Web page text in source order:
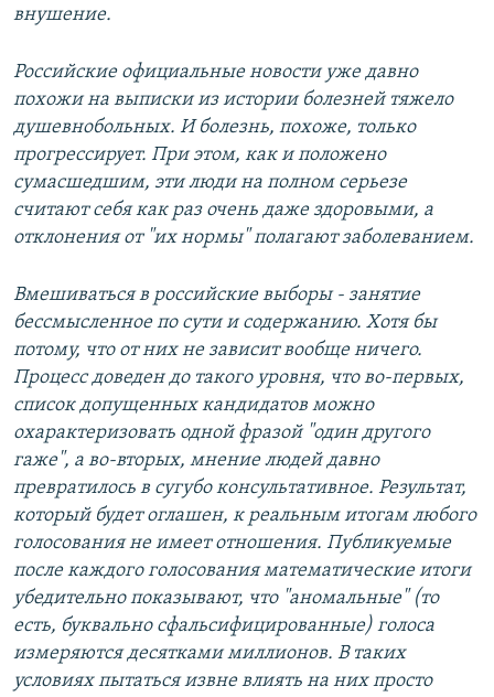
внушение.
Российские официальные новости уже давно
похожи на выписки из истории болезней тяжело
душевнобольных. И болезнь, похоже, только
прогрессирует. При этом, как и положено
сумасшедшим, эти люди на полном серьезе
считают себя как раз очень даже здоровыми, а
отклонения от "их нормы" полагают заболеванием.
Вмешиваться в российские выборы - занятие
бессмысленное по сути и содержанию. Хотя бы
потому, что от них не зависит вообще ничего.
Процесс доведен до такого уровня, что во-первых,
список допущенных кандидатов можно
охарактеризовать одной фразой "один другого
гаже", а во-вторых, мнение людей давно
превратилось в сугубо консультативное. Результат,
который будет оглашен, к реальным итогам любого
голосования не имеет отношения. Публикуемые
после каждого голосования математические итоги
убедительно показывают, что "аномальные" (то
есть, буквально сфальсифицированные) голоса
измеряются десятками миллионов. В таких
условиях пытаться извне влиять на них просто